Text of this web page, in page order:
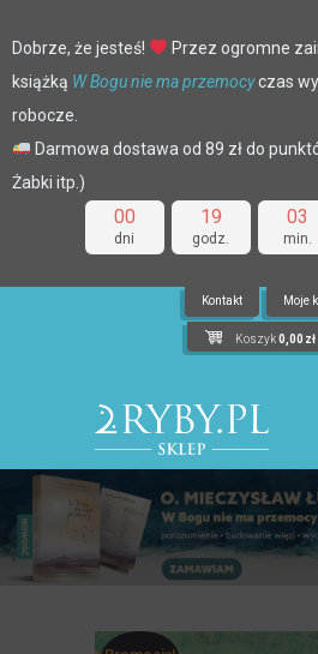
00
dni
19
godz.
03
min.
Dobrze, że jesteś!
Przez ogromne
książką W Bogu nie ma przemocyczas
robocze.
Darmowa dostawa od 89 zł do
Żabki itp.)
Kontakt Moje
Koszyk 0,00 zł